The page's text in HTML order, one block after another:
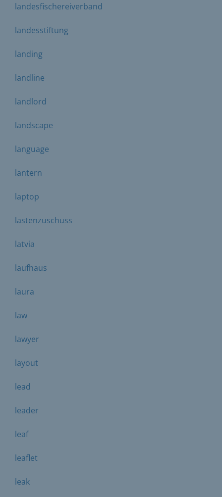
landesfischereiverband
landesstiftung
landing
landline
landlord
landscape
language
lantern
laptop
lastenzuschuss
latvia
laufhaus
laura
law
lawyer
layout
lead
leader
leaf
leaflet
leak